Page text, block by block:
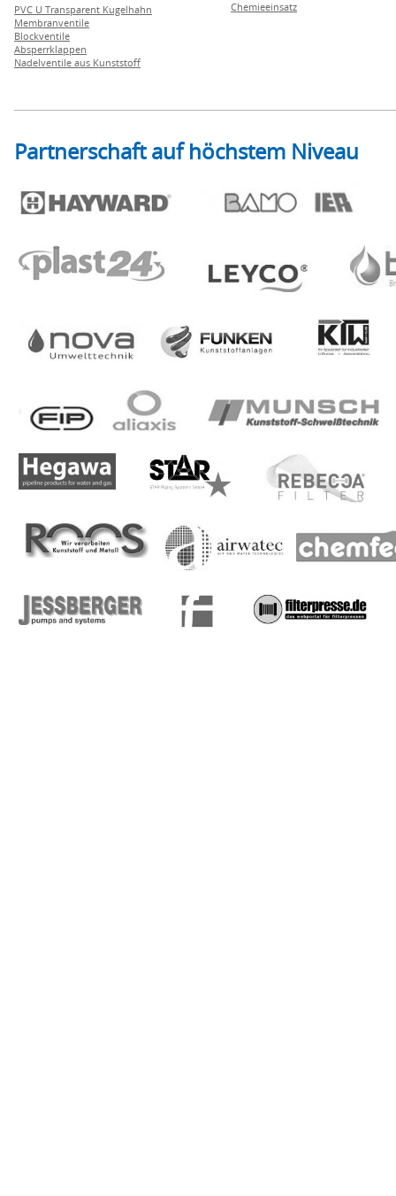
PVC U Transparent Kugelhahn
Membranventile
Blockventile
Absperrklappen
Nadelventile aus Kunststoff
Chemieeinsatz
Partnerschaft auf höchstem Niveau